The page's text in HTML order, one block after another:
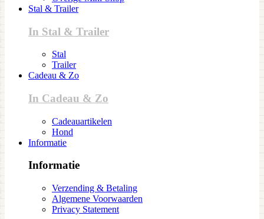
Stal & Trailer
In Stal & Trailer
Stal
Trailer
Cadeau & Zo
In Cadeau & Zo
Cadeauartikelen
Hond
Informatie
Informatie
Verzending & Betaling
Algemene Voorwaarden
Privacy Statement